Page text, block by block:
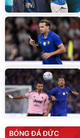
BÓNG ĐÁ ĐỨC